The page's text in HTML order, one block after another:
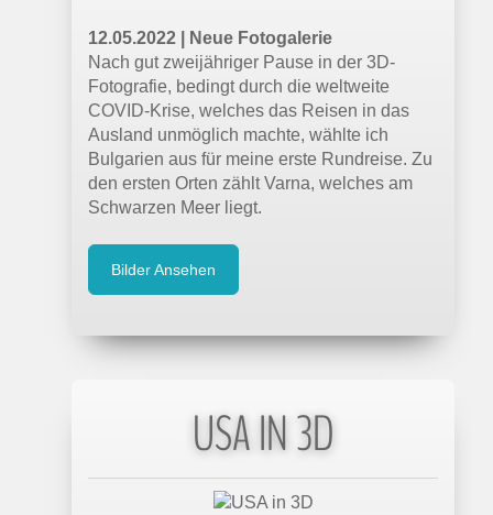
2D-Spiele in VR erleben: Modder arbeitet
an Super-VR-Mod
Ein Entwickler arbeitet an einer universellen
VR-Mod, die mehr als 15.000 Spiele in die
VR bringen soll. Mit Stereoskopie und
Raumtracking.
VR-Kameras 2022: Erwartung und
Realität klaffen auseinander
Kameras auf den Markt kamen. Die Technik
hat sich seither kaum weiterentwickelt.
mixed.de
180-Grad-VR-Kameras: Welche liefert das
beste Bild?
Welche 180-Grad-VR-Kamera bietet das
12.05.2022 | Neue Fotogalerie
Nach gut zweijähriger Pause in der 3D-
Fotografie, bedingt durch die weltweite
COVID-Krise, welches das Reisen in das
Ausland unmöglich machte, wählte ich
Bulgarien aus für meine erste Rundreise. Zu
den ersten Orten zählt Varna, welches am
Schwarzen Meer liegt.
Bilder Ansehen
USA IN 3D